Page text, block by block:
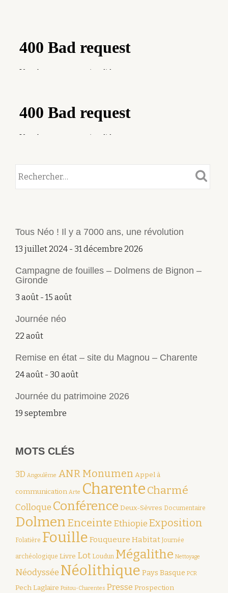
Tous Néo ! Il y a 7000 ans, une révolution
13 juillet 2024 - 31 décembre 2026
Campagne de fouilles – Dolmens de Bignon –
Gironde
3 août - 15 août
Journée néo
22 août
Remise en état – site du Magnou – Charente
24 août - 30 août
Journée du patrimoine 2026
19 septembre
MOTS CLÉS
3D Angoulême ANR Monumen Appel à
communication Arte CharenteCharmé
Colloque Conférence Deux-Sèvres Documentaire
Dolmen Enceinte Ethiopie Exposition
Folatière Fouille Fouqueure Habitat Journée
archéologique Livre Lot Loudun Mégalithe Nettoyage
Néodyssée Néolithique Pays Basque PCR
Pech Laglaire Poitou-Charentes Presse Prospection